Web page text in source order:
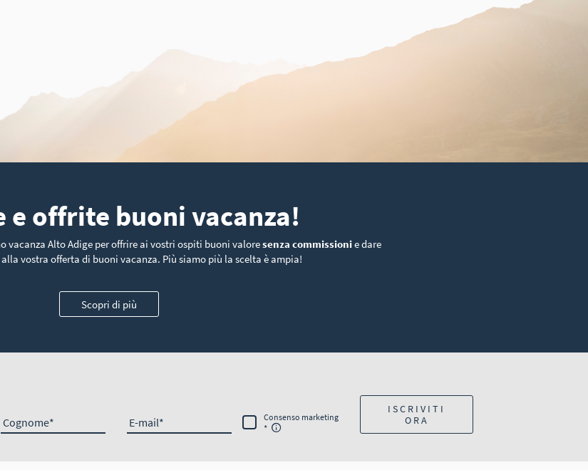
e offrite buoni vacanza!
vacanza Alto Adige per offrire ai vostri ospiti buoni valoresenza commissionie dare
vostra offerta di buoni vacanza. Più siamo più la scelta è ampia!
Scopri di più
Cognome E-mail Consenso marketing
ISCRIVITI
ORA